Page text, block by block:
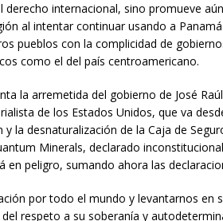
derecho internacional, sino promueve
al intentar continuar usando a
pueblos con la complicidad de
como el del país centroamericano.
la arremetida del gobierno de José
de los Estados Unidos, que va
la desnaturalización de la Caja de
Minerals, declarado
peligro, sumando ahora las
por todo el mundo y levantarnos en
respeto a su soberanía y